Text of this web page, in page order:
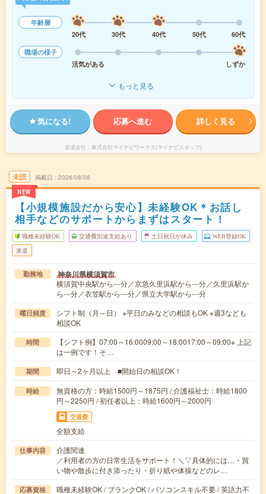
年齢層
20代
30代 40代 50代
60代
職場の様子
活気がある
しずか
もっと見る
気になる! 応募へ進む 詳しく見る
派遣会社 株式会社マイナビワークス(マイナビスタッフ)
未読
NEW
掲載日 2026/08/08
【小規模施設だから安心】未経験OK＊お話し
相手などのサポートからまずはスタート！
職種未経験OK 交通費別途支給あり 土日祝日が休み WEB登録OK
派遣
勤務地 神奈川県横須賀市
横須賀中央駅から---分／京急久里浜駅から---分／久里浜駅か
ら---分／衣笠駅から---分／県立大学駅から---分
曜日頻度
シフト制（月～日） ※平日のみなどの相談もOK ※週3なども
相談OK
時間
【シフト例】07:00～16:0009:00～18:0017:00～09:00※ 上記
は一例です！そ…
期間 即日～2ヶ月以上 ■開始日の相談OK！
時給
無資格の方：時給1500円～1875円 / 介護福祉士：時給1800
円～2250円 / 初任者以上：時給1600円～2000円
交通費
全額支給
仕事内容
介護関連
／利用者の方の日常生活をサポート！＼▽具体的には…・買
い物や散歩に付き添ったり・折り紙や体操などのレ…
応募資格
職種未経験OK / ブランクOK / パソコンスキル不要 / 英語力不